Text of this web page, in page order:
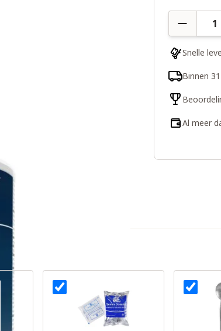
Snelle
Binnen
Al meer